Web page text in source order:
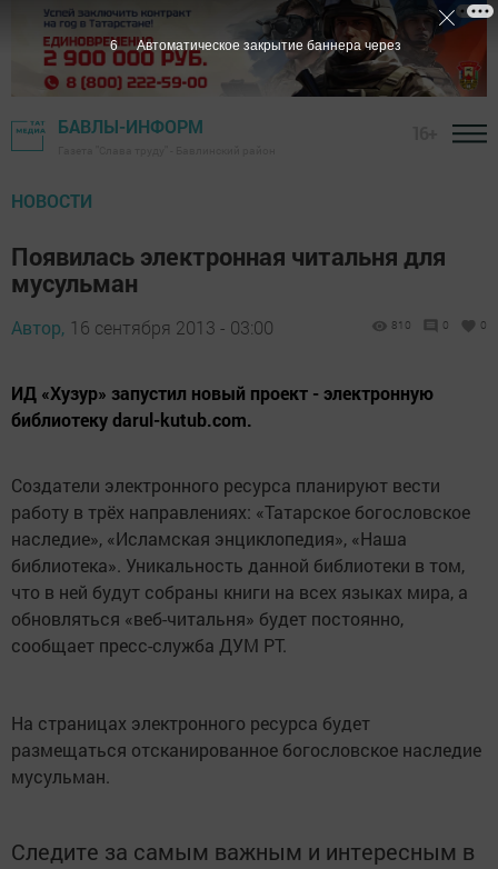
БАВЛЫ-ИНФОРМ
НОВОСТИ
Появилась электронная читальня для
мусульман
Автор, 16 сентября 2013 - 03:00 810 0 0
ИД «Хузур» запустил новый проект - электронную
библиотеку darul-kutub.com.
Создатели электронного ресурса планируют вести
работу в трёх направлениях: «Татарское богословское
наследие», «Исламская энциклопедия», «Наша
библиотека». Уникальность данной библиотеки в том,
что в ней будут собраны книги на всех языках мира, а
обновляться «веб-читальня» будет постоянно,
сообщает пресс-служба ДУМ РТ.
На страницах электронного ресурса будет
размещаться отсканированное богословское наследие
мусульман.
Следите за самым важным и интересным в
5 Автоматическое закрытие баннера через